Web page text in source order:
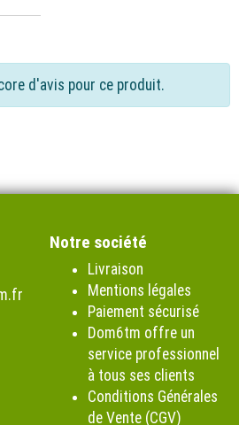
d'avis pour ce produit.
Notre société
Livraison
Mentions légales
Paiement sécurisé
Dom6tm offre un
service professionnel
à tous ses clients
Conditions Générales
de Vente (CGV)